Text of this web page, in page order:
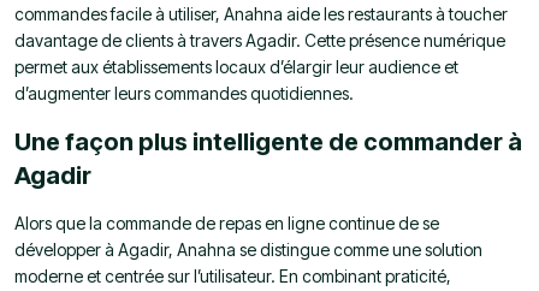
commandes facile à utiliser, Anahna aide les restaurants à toucher
davantage de clients à travers Agadir. Cette présence numérique
permet aux établissements locaux d’élargir leur audience et
d’augmenter leurs commandes quotidiennes.
Une façon plus intelligente de commander à
Agadir
Alors que la commande de repas en ligne continue de se
développer à Agadir, Anahna se distingue comme une solution
moderne et centrée sur l’utilisateur. En combinant praticité,